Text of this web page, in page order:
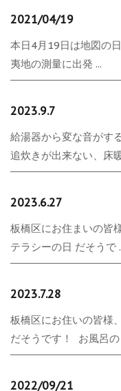
2021/04/19
本日4月19日は地図の
夷地の測量に出発 ...
2023.9.7
給湯器から変な音がす
追炊きが出来ない、床
2023.6.27
板橋区にお住まいの皆
テラシーの日 だそうで
2023.7.28
板橋区にお住いの皆様
だそうです！ お風呂の
2022/09/21